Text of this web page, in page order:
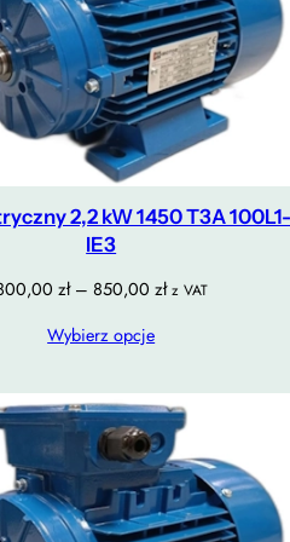
2,2 kW 1450 T3A
IE3
zł – 850,00 złZakres
do
850,00 zł
z VAT
Wybierz opcje